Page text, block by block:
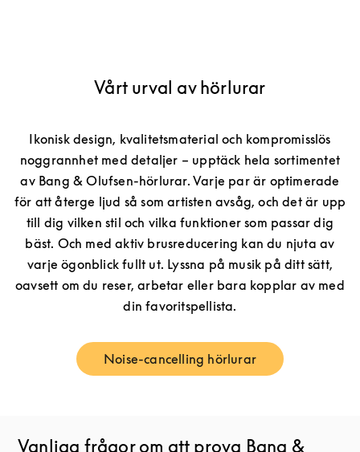
Vårt urval av hörlurar
Ikonisk design, kvalitetsmaterial och kompromisslös
noggrannhet med detaljer – upptäck hela sortimentet
av Bang & Olufsen-hörlurar. Varje par är optimerade
för att återge ljud så som artisten avsåg, och det är upp
till dig vilken stil och vilka funktioner som passar dig
bäst. Och med aktiv brusreducering kan du njuta av
varje ögonblick fullt ut. Lyssna på musik på ditt sätt,
oavsett om du reser, arbetar eller bara kopplar av med
din favoritspellista.
Noise-cancelling hörlurar
Link Opens in New Tab
Vanliga frågor om att prova Bang &